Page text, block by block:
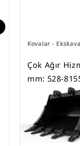
Kovalar -
Çok Ağır
mm: 528-